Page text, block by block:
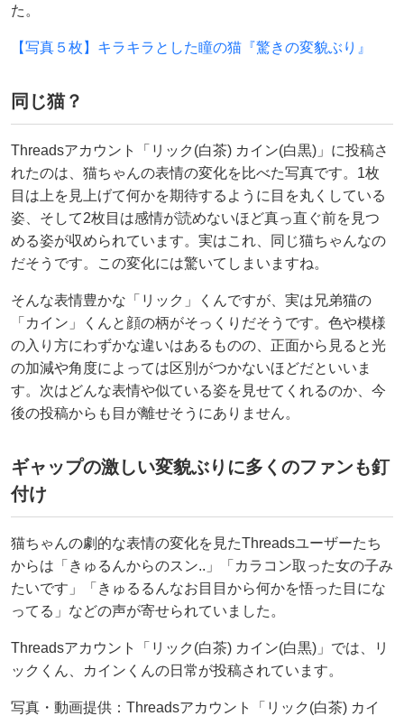
た。
【写真５枚】キラキラとした瞳の猫『驚きの変貌ぶり』
同じ猫？
Threadsアカウント「リック(白茶) カイン(白黒)」に投稿さ
れたのは、猫ちゃんの表情の変化を比べた写真です。1枚
目は上を見上げて何かを期待するように目を丸くしている
姿、そして2枚目は感情が読めないほど真っ直ぐ前を見つ
める姿が収められています。実はこれ、同じ猫ちゃんなの
だそうです。この変化には驚いてしまいますね。
そんな表情豊かな「リック」くんですが、実は兄弟猫の
「カイン」くんと顔の柄がそっくりだそうです。色や模様
の入り方にわずかな違いはあるものの、正面から見ると光
の加減や角度によっては区別がつかないほどだといいま
す。次はどんな表情や似ている姿を見せてくれるのか、今
後の投稿からも目が離せそうにありません。
ギャップの激しい変貌ぶりに多くのファンも釘
付け
猫ちゃんの劇的な表情の変化を見たThreadsユーザーたち
からは「きゅるんからのスン..」「カラコン取った女の子み
たいです」「きゅるるんなお目目から何かを悟った目にな
ってる」などの声が寄せられていました。
Threadsアカウント「リック(白茶) カイン(白黒)」では、リ
ックくん、カインくんの日常が投稿されています。
写真・動画提供：Threadsアカウント「リック(白茶) カイ